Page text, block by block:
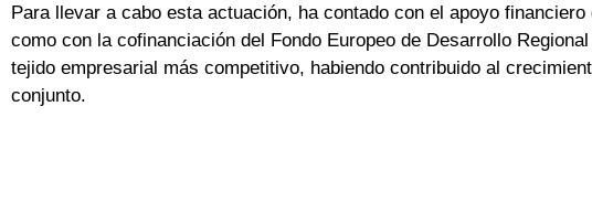
Para llevar a cabo esta actuación, ha contado con el apoyo
como con la cofinanciación del Fondo Europeo de Desarrollo
tejido empresarial más competitivo, habiendo contribuido al
conjunto.